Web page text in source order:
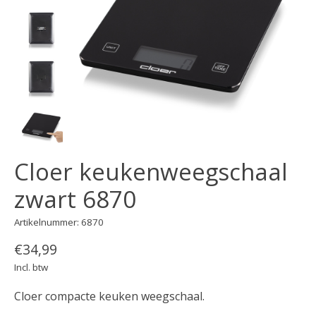
Cloer keukenweegschaal
zwart 6870
Artikelnummer: 6870
€34,99
Incl. btw
Cloer compacte keuken weegschaal.